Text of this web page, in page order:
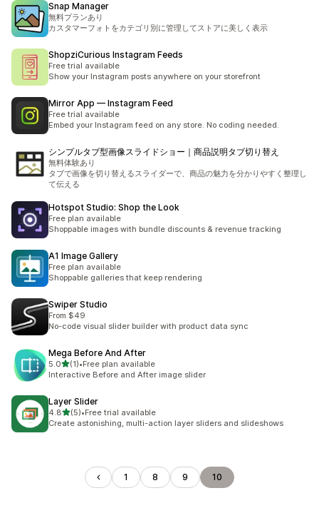
Snap Manager
無料プランあり
カスタマーフォトをカテゴリ別に管理してストアに美しく表示
ShopziCurious Instagram Feeds
Free trial available
Show your Instagram posts anywhere on your storefront
Mirror App — Instagram Feed
Free trial available
Embed your Instagram feed on any store. No coding needed.
シンプルタブ型画像スライドショー｜商品説明タブ切り替え
無料体験あり
タブで画像を切り替えるスライダーで、商品の魅力を分かりやすく整理し
て伝える
Hotspot Studio: Shop the Look
Free plan available
Shoppable images with bundle discounts & revenue tracking
A1 Image Gallery
Free plan available
Shoppable galleries that keep rendering
Swiper Studio
From $49
No-code visual slider builder with product data sync
Mega Before And After
5.05つ星中
(1)
合計レビュー数：1件
•Free plan available
Interactive Before and After image slider
Layer Slider
4.85つ星中
(5)
合計レビュー数：5件
•Free trial available
Create astonishing, multi-action layer sliders and slideshows
1 8 9 10